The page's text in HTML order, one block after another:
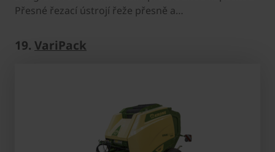
Přesné řezací ústrojí řeže přesně a…
19. VariPack